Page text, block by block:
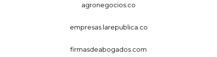
agronegocios.co
empresas.larepublica.co
firmasdeabogados.com